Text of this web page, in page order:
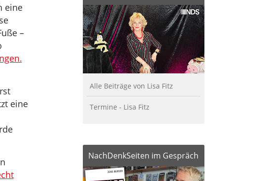
eine
–
eine
Alle Beiträge von Lisa Fitz
Termine - Lisa Fitz
NachDenkSeiten im Gespräch